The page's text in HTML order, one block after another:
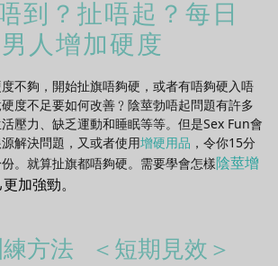
到？扯唔起？每日
人增加硬度
不夠，開始扯旗唔夠硬，或者有唔夠硬入唔
度不足要如何改善﹖陰莖勃唔起問題有許多
壓力、缺乏運動和睡眠等等。但是Sex Fun會
解決問題，又或者使用增硬用品 ，令你15分
。就算扯旗都唔夠硬。需要學會怎樣陰莖增
加強勁。
方法
＜短期見效＞